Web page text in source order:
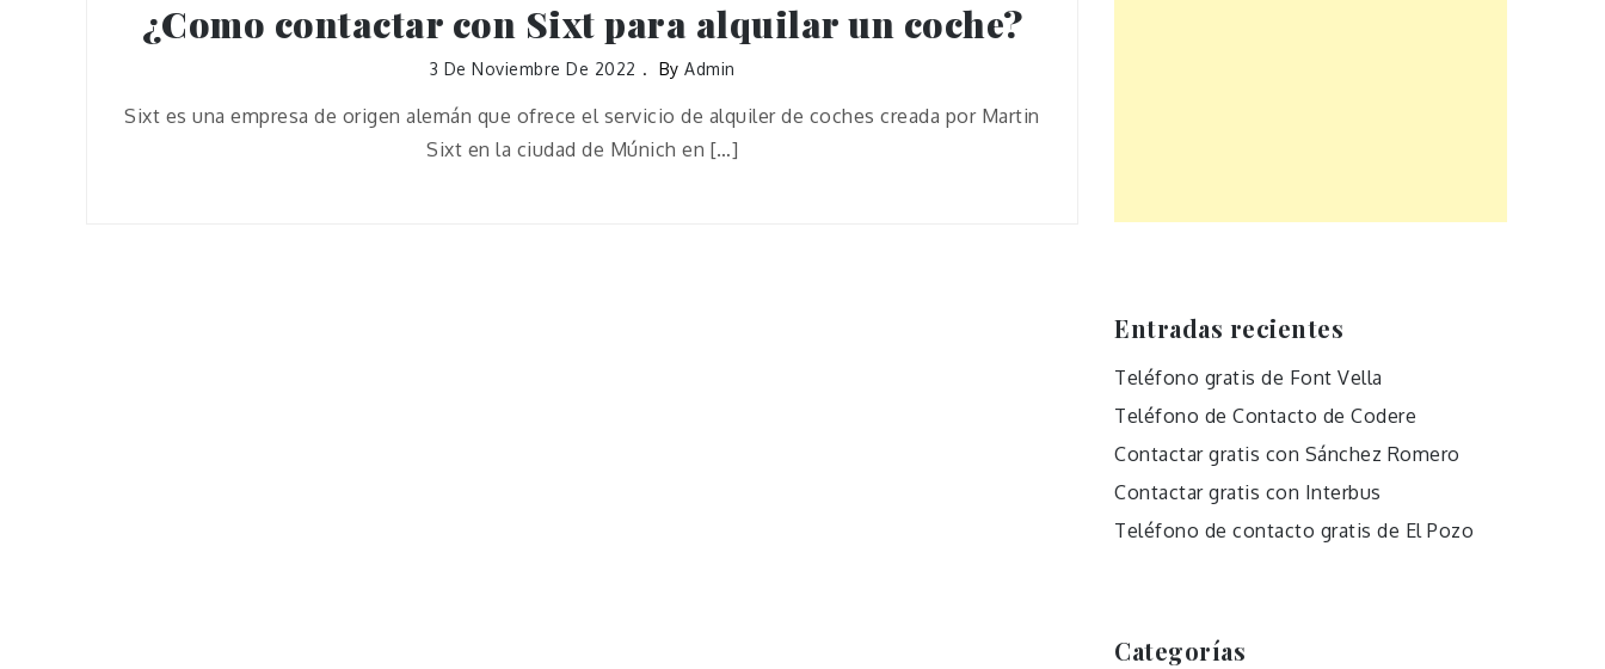
¿Como contactar con Sixt para alquilar un coche?
3 De Noviembre De 2022 By Admin
Sixt es una empresa de origen alemán que ofrece el servicio de alquiler de coches creada por Martin
Sixt en la ciudad de Múnich en […]
Entradas recientes
Teléfono gratis de Font Vella
Teléfono de Contacto de Codere
Contactar gratis con Sánchez Romero
Contactar gratis con Interbus
Teléfono de contacto gratis de El Pozo
Categorías